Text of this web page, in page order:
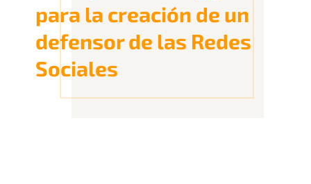
para la creación de un
defensor de las Redes
Sociales